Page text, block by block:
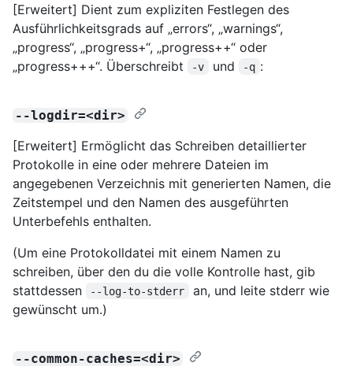
[Erweitert] Dient zum expliziten Festlegen des
Ausführlichkeitsgrads auf „errors“, „warnings“,
„progress“, „progress+“, „progress++“ oder
„progress+++“. Überschreibt
-v und -q :
--logdir=<dir>
[Erweitert] Ermöglicht das Schreiben detaillierter
Protokolle in eine oder mehrere Dateien im
angegebenen Verzeichnis mit generierten Namen, die
Zeitstempel und den Namen des ausgeführten
Unterbefehls enthalten.
(Um eine Protokolldatei mit einem Namen zu
schreiben, über den du die volle Kontrolle hast, gib
stattdessen
--log-to-stderr
an, und leite stderr wie
gewünscht um.)
--common-caches=<dir>